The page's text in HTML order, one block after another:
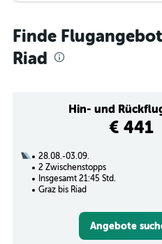
Finde
Riad
Hin- und
€ 441
28.08.-03.09.
2 Zwischenstopps
Insgesamt 21:45 Std.
Graz bis Riad
Angebote